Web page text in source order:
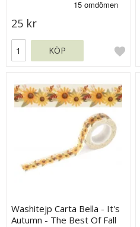
25 kr
KÖP
Washitejp Carta Bella - It's
Autumn - The Best Of Fall